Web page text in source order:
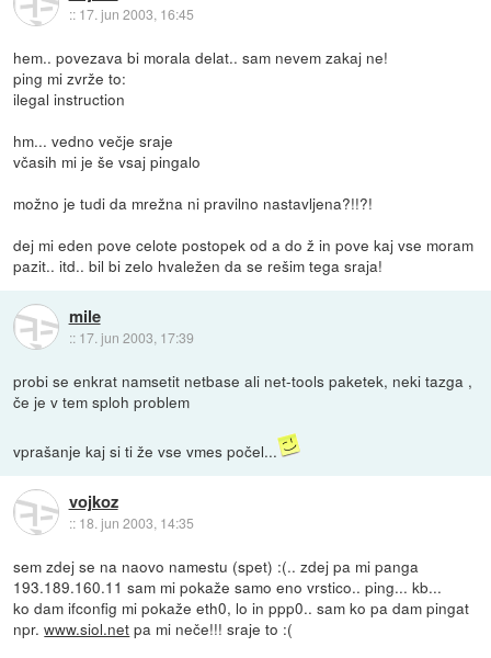
:: 17. jun 2003, 16:45
hem.. povezava bi morala delat.. sam nevem zakaj ne!
ping mi zvrže to:
ilegal instruction
hm... vedno večje sraje
včasih mi je še vsaj pingalo
možno je tudi da mrežna ni pravilno nastavljena?!!?!
dej mi eden pove celote postopek od a do ž in pove kaj vse moram
pazit.. itd.. bil bi zelo hvaležen da se rešim tega sraja!
mile
:: 17. jun 2003, 17:39
probi se enkrat namsetit netbase ali net-tools paketek, neki tazga ,
če je v tem sploh problem
vprašanje kaj si ti že vse vmes počel...
vojkoz
:: 18. jun 2003, 14:35
sem zdej se na naovo namestu (spet) :(.. zdej pa mi panga
193.189.160.11 sam mi pokaže samo eno vrstico.. ping... kb...
ko dam ifconfig mi pokaže eth0, lo in ppp0.. sam ko pa dam pingat
npr.www.siol.net pa mi neče!!! sraje to :(